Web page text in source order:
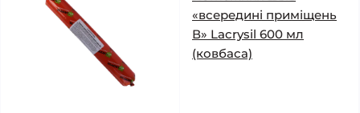
«всередині приміщень
В» Lacrysil 600 мл
(ковбаса)